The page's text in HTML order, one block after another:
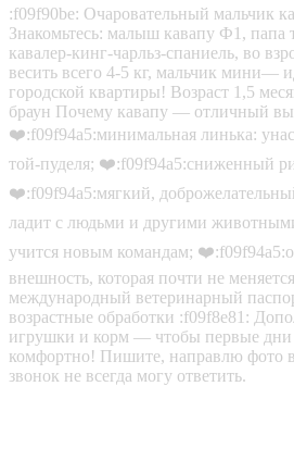
:f09f90be: Очаровательный мальчик
Знакомьтесь: малыш кавапу Ф1, папа
кавалер‑кинг‑чарльз‑спаниель, во
весить всего 4-5 кг, мальчик мини—
городской квартиры! Возраст 1,5
браун Почему кавапу — отличный
❤️‍:f09f94a5:минимальная линька:
той‑пуделя; ❤️‍:f09f94a5:сниженный
❤️‍:f09f94a5:мягкий,
ладит с людьми и другими
учится новым командам;
внешность, которая почти не
международный ветеринарный
возрастные обработки :f09f8e81:
игрушки и корм — чтобы первые
комфортно! Пишите, направлю фото
звонок не всегда могу ответить.